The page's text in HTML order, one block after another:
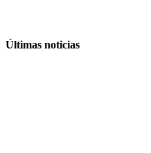
Últimas noticias